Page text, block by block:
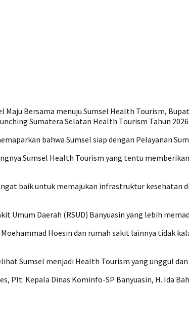
Bersama menuju Sumsel Health Tourism,
Sumatera Selatan Health Tourism Tahun
bahwa Sumsel siap dengan Pelayanan
Sumsel Health Tourism yang tentu
baik untuk memajukan infrastruktur
Umum Daerah (RSUD) Banyuasin yang lebih
Hoesin dan rumah sakit lainnya tidak
Sumsel menjadi Health Tourism yang unggul
Plt. Kepala Dinas Kominfo-SP Banyuasin, H. Ida